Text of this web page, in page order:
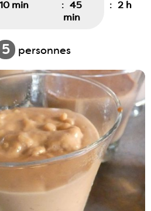
10 min
: 45
min
: 2 h
5 personnes